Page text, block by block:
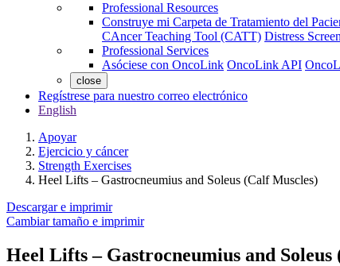
Professional Resources
Construye mi Carpeta de Tratamiento del
CAncer Teaching Tool (CATT) Distress
Professional Services
Asóciese con OncoLink OncoLink API
close
Regístrese para nuestro correo electrónico
English
Apoyar
Ejercicio y cáncer
Strength Exercises
Heel Lifts – Gastrocneumius and Soleus (Calf Muscles)
Descargar e imprimir
Cambiar tamaño e imprimir
Heel Lifts – Gastrocneumius and Soleus